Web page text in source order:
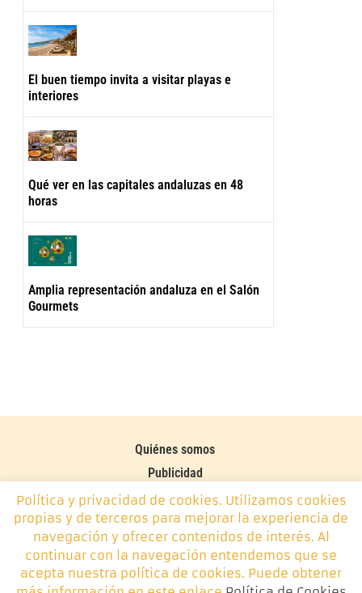
El buen tiempo invita a visitar playas e
interiores
Qué ver en las capitales andaluzas en 48
horas
Amplia representación andaluza en el Salón
Gourmets
Quiénes somos
Publicidad
Contacto
Política de cookies
Monplamar, desde 2014 -info@monplamar.com- +34 656
626 074
Política y privacidad de cookies. Utilizamos cookies
propias y de terceros para mejorar la experiencia de
navegación y ofrecer contenidos de interés. Al
continuar con la navegación entendemos que se
acepta nuestra política de cookies. Puede obtener